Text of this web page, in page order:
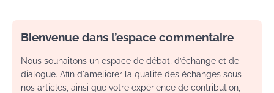
Bienvenue dans l’espace commentaire
Nous souhaitons un espace de débat, d’échange et de
dialogue. Afin d'améliorer la qualité des échanges sous
nos articles, ainsi que votre expérience de contribution,